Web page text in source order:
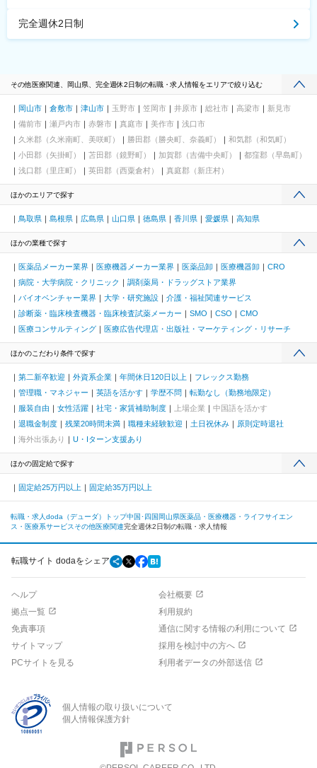
完全週休2日制
その他医療関連、岡山県、完全週休2日制の転職・求人情報をエリアで絞り込む
岡山市 倉敷市 津山市 玉野市 笠岡市 井原市 総社市 高梁市
新見市
備前市
瀬戸内市 赤磐市 真庭市 美作市
浅口市
久米郡（久米南町、美咲町）
勝田郡（勝央町、奈義町）
和気郡（和気町）
小田郡（矢掛町）
苫田郡（鏡野町） 加賀郡（吉備中央町）
都窪郡（早島町）
浅口郡（里庄町）
英田郡（西粟倉村） 真庭郡（新庄村）
ほかのエリアで探す
鳥取県 島根県 広島県 山口県 徳島県 香川県 愛媛県 高知県
ほかの業種で探す
医薬品メーカー業界 医療機器メーカー業界 医薬品卸 医療機器卸
CRO
病院・大学病院・クリニック
調剤薬局・ドラッグストア業界
バイオベンチャー業界
大学・研究施設
介護・福祉関連サービス
診断薬・臨床検査機器・臨床検査試薬メーカー
SMO CSO
CMO
医療コンサルティング
医療広告代理店・出版社・マーケティング・リサーチ
ほかのこだわり条件で探す
第二新卒歓迎 外資系企業 年間休日120日以上
フレックス勤務
管理職・マネジャー
英語を活かす 学歴不問
転勤なし（勤務地限定）
服装自由
女性活躍 社宅・家賃補助制度 上場企業
中国語を活かす
退職金制度
残業20時間未満 職種未経験歓迎 土日祝休み
原則定時退社
海外出張あり
U・Iターン支援あり
ほかの固定給で探す
固定給25万円以上 固定給35万円以上
転職・求人doda（デューダ）トップ中国･四国 岡山県医薬品・医療機器・ライフサイエン
ス・医療系サービス その他医療関連完全週休2日制の転職・求人情報
転職サイト dodaをシェア
ヘルプ
会社概要
拠点一覧
利用規約
免責事項
通信に関する情報の利用について
サイトマップ
採用を検討中の方へ
PCサイトを見る
利用者データの外部送信
個人情報の取り扱いについて
個人情報保護方針